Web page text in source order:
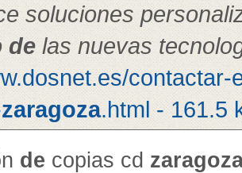
soluciones
delas nuevas
contactar-
zaragoza.html - 161.5
de copias cd